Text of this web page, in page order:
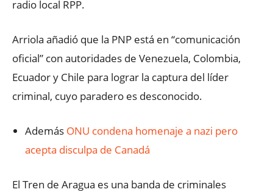
radio local RPP.
Arriola añadió que la PNP está en “comunicación
oficial” con autoridades de Venezuela, Colombia,
Ecuador y Chile para lograr la captura del líder
criminal, cuyo paradero es desconocido.
Además ONU condena homenaje a nazi pero
acepta disculpa de Canadá
El Tren de Aragua es una banda de criminales